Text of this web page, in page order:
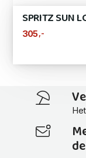
SPRITZ SUN
305 ,-